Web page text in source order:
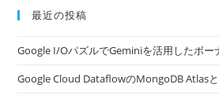
最近の投稿
Google I/OパズルでGeminiを活用したボー
Google Cloud DataflowのMongoDB Atlas